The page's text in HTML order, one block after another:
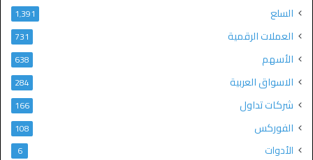
السلع 1٬391
العملات الرقمية 731
الأسهم 638
الاسواق العربية 284
شركات تداول 166
الفوركس 108
الأدوات 6